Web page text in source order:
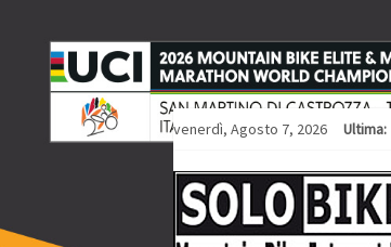
venerdì, Agosto 7, 2026 Ultima: